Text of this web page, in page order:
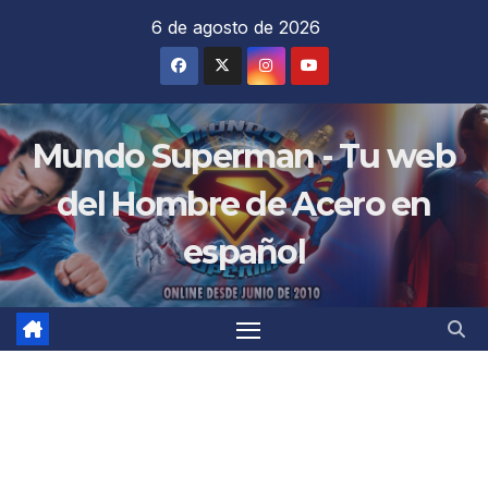
6 de agosto de 2026
Mundo Superman - Tu web
del Hombre de Acero en
español